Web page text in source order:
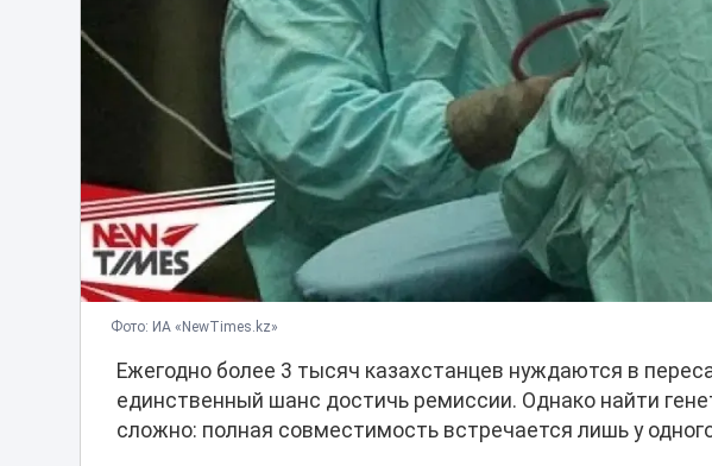
Фото: ИА «NewTimes.kz»
Ежегодно более 3 тысяч казахстанцев нуждаются в
единственный шанс достичь ремиссии. Однако найти
сложно: полная совместимость встречается лишь у